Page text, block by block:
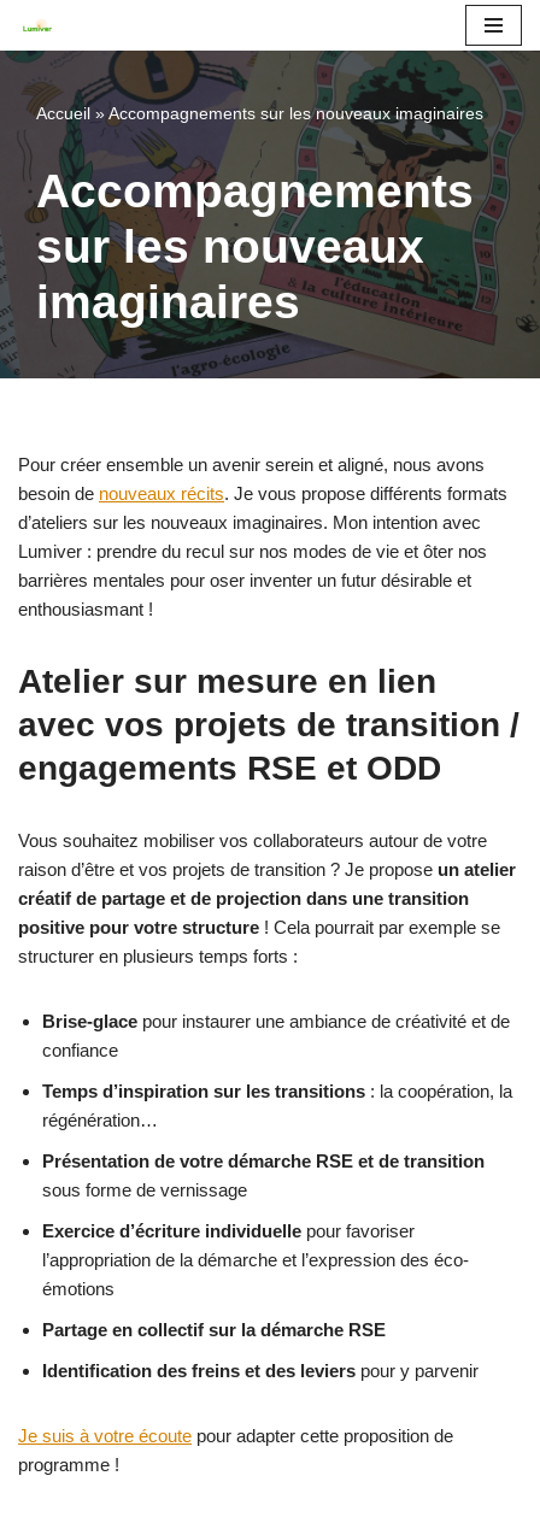
Aller
au
contenu
Accueil »Accompagnements sur les nouveaux imaginaires
Accompagnements
sur les nouveaux
imaginaires
Pour créer ensemble un avenir serein et aligné, nous avons
besoin de nouveaux récits. Je vous propose différents formats
d’ateliers sur les nouveaux imaginaires. Mon intention avec
Lumiver : prendre du recul sur nos modes de vie et ôter nos
barrières mentales pour oser inventer un futur désirable et
enthousiasmant !
Atelier sur mesure en lien
avec vos projets de transition /
engagements RSE et ODD
Vous souhaitez mobiliser vos collaborateurs autour de votre
raison d’être et vos projets de transition ? Je propose un atelier
créatif de partage et de projection dans une transition
positive pour votre structure ! Cela pourrait par exemple se
structurer en plusieurs temps forts :
Brise-glace pour instaurer une ambiance de créativité et de
confiance
Temps d’inspiration sur les transitions : la coopération, la
régénération…
Présentation de votre démarche RSE et de transition
sous forme de vernissage
Exercice d’écriture individuelle pour favoriser
l’appropriation de la démarche et l’expression des éco-
émotions
Partage en collectif sur la démarche RSE
Identification des freins et des leviers pour y parvenir
Je suis à votre écoute pour adapter cette proposition de
programme !